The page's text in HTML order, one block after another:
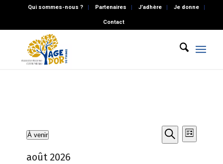
Qui sommes-nous ? Partenaires J’adhère Je donne
Contact
Évènements
etRecherche
de
Liste
À venir
une
août 2026